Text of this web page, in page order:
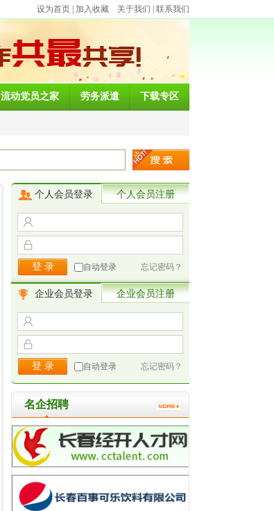
设为首页 加入收藏 关于我们 联系我们
流动党员之家 劳务派遣 下载专区
个人会员登录 个人会员注册
自动登录 忘记密码？
企业会员登录 企业会员注册
自动登录 忘记密码？
名企招聘